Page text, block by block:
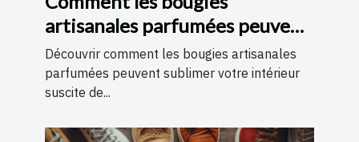
artisanales parfumées peuvent
améliorer votre intérieur
Découvrir comment les bougies artisanales
parfumées peuvent sublimer votre intérieur
suscite de...